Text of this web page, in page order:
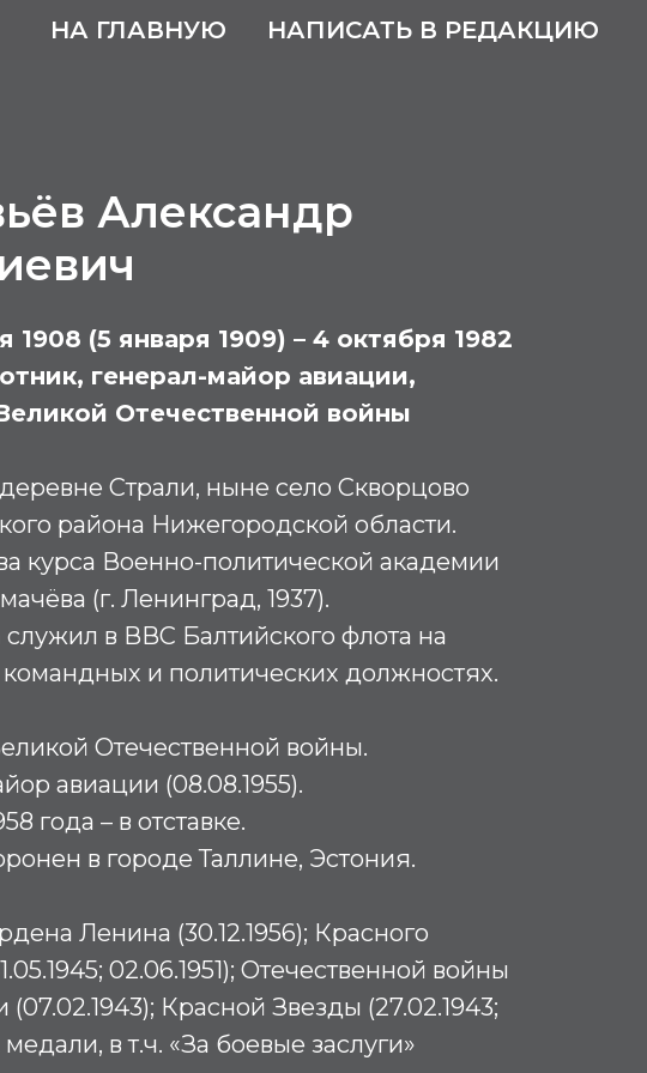
НА ГЛАВНУЮ НАПИСАТЬ В РЕДАКЦИЮ
Александр
1908 (5 января 1909) – 4 октября 1982
генерал-майор авиации,
Отечественной войны
Страли, ныне село Скворцово
района Нижегородской области.
курса Военно-политической академии
(г. Ленинград, 1937).
служил в ВВС Балтийского флота на
и политических должностях.
Отечественной войны.
авиации (08.08.1955).
года – в отставке.
в городе Таллине, Эстония.
Ленина (30.12.1956); Красного
02.06.1951); Отечественной войны
(07.02.1943); Красной Звезды (27.02.1943;
медали, в т.ч. «За боевые заслуги»